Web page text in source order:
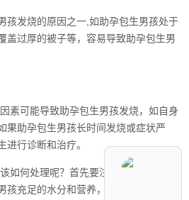
孩发烧的原因之一,如助孕包生男孩处于
盖过厚的被子等，容易导致助孕包生男
素可能导致助孕包生男孩发烧，如自身
果助孕包生男孩长时间发烧或症状严
进行诊断和治疗。
如何处理呢？首先要注意助孕包生男孩
孩充足的水分和营养，密切观察助孕包